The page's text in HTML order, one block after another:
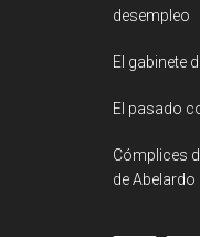
desempleo
El gabinete
El pasado
Cómplices
de Abelardo